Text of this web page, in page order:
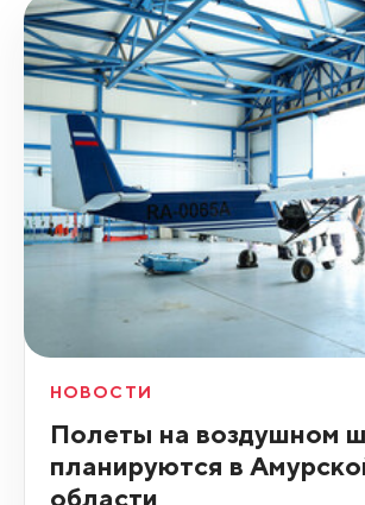
НОВОСТИ
Полеты на воздушном
планируются в
области